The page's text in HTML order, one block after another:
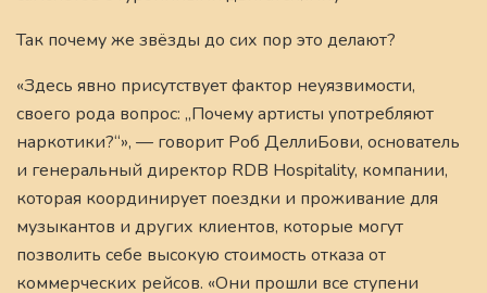
Так почему же звёзды до сих пор это делают?
«Здесь явно присутствует фактор неуязвимости,
своего рода вопрос: „Почему артисты употребляют
наркотики?“», — говорит Роб ДеллиБови, основатель
и генеральный директор RDB Hospitality, компании,
которая координирует поездки и проживание для
музыкантов и других клиентов, которые могут
позволить себе высокую стоимость отказа от
коммерческих рейсов. «Они прошли все ступени